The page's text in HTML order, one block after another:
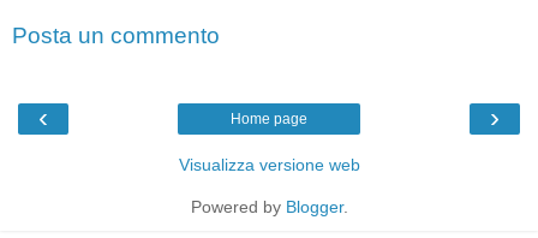
Posta un commento
‹ ›
Home page
Visualizza versione web
Powered by Blogger.